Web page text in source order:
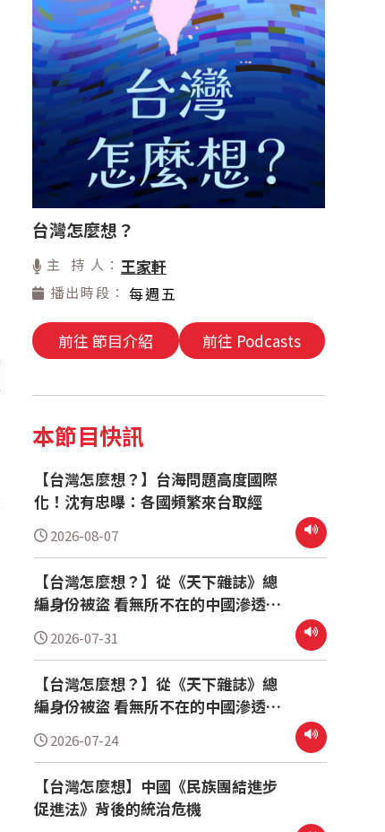
台灣怎麼想？
主 持 人： 王家軒
播出時段： 每週五
前往 節目介紹 前往 Podcasts
本節目快訊
【台灣怎麼想？】台海問題高度國際
化！沈有忠曝：各國頻繁來台取經
2026-08-07
【台灣怎麼想？】從《天下雜誌》總
編身份被盜 看無所不在的中國滲透
(下)
2026-07-31
【台灣怎麼想？】從《天下雜誌》總
編身份被盜 看無所不在的中國滲透
(上)
2026-07-24
【台灣怎麼想】中國《民族團結進步
促進法》背後的統治危機